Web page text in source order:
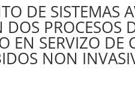
DE SISTEMAS
PROCESOS
EN SERVIZO DE
NON